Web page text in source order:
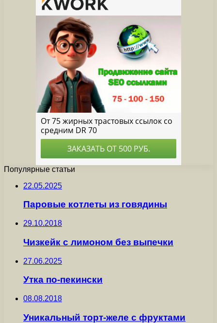
Популярные статьи
22.05.2025
Паровые котлеты из говядины
29.10.2018
Чизкейк с лимоном без выпечки
27.06.2025
Утка по-пекински
08.08.2018
Уникальный торт-желе с фруктами